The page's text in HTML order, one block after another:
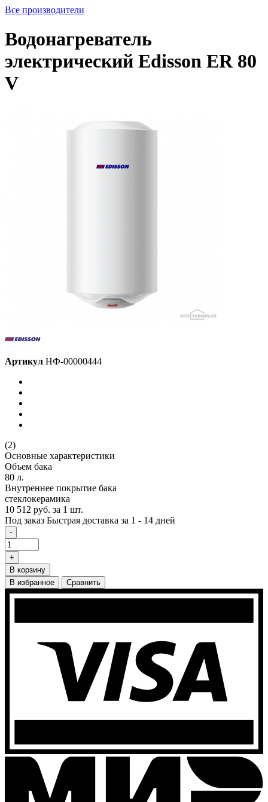
Все производители
Водонагреватель
электрический Edisson ER 80
V
Артикул НФ-00000444
(2)
Основные характеристики
Объем бака
80 л.
Внутреннее покрытие бака
стеклокерамика
10 512 руб. за 1 шт.
Под заказ Быстрая доставка за 1 - 14 дней
-
+
В корзину
В избранное
Сравнить